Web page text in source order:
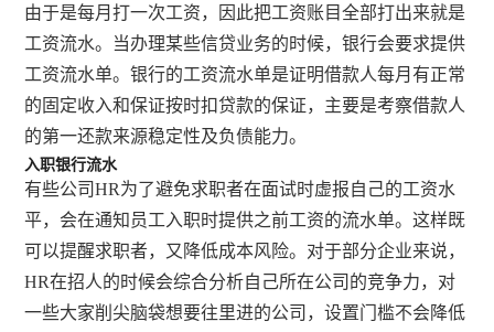
由于是每月打一次工资，因此把工资账目全部打出来就是
工资流水。当办理某些信贷业务的时候，银行会要求提供
工资流水单。银行的工资流水单是证明借款人每月有正常
的固定收入和保证按时扣贷款的保证，主要是考察借款人
的第一还款来源稳定性及负债能力。
入职银行流水
有些公司HR为了避免求职者在面试时虚报自己的工资水
平，会在通知员工入职时提供之前工资的流水单。这样既
可以提醒求职者，又降低成本风险。对于部分企业来说，
HR在招人的时候会综合分析自己所在公司的竞争力，对
一些大家削尖脑袋想要往里进的公司，设置门槛不会降低